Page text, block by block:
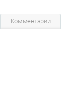
Комментарии